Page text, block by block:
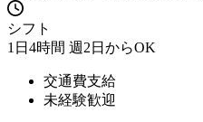
シフト
1日4時間 週2日からOK
交通費支給
未経験歓迎